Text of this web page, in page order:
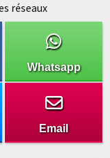
réseaux
Whatsapp
Email